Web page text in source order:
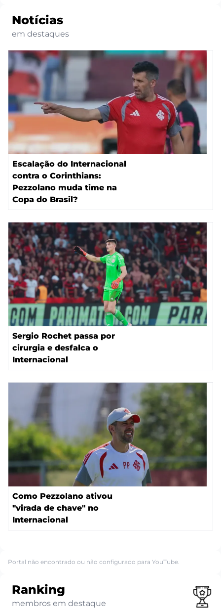
Notícias
em destaques
Escalação do Internacional
contra o Corinthians:
Pezzolano muda time na
Copa do Brasil?
Sergio Rochet passa por
cirurgia e desfalca o
Internacional
Como Pezzolano ativou
"virada de chave" no
Internacional
Portal não encontrado ou não configurado para YouTube.
Ranking
membros em destaque